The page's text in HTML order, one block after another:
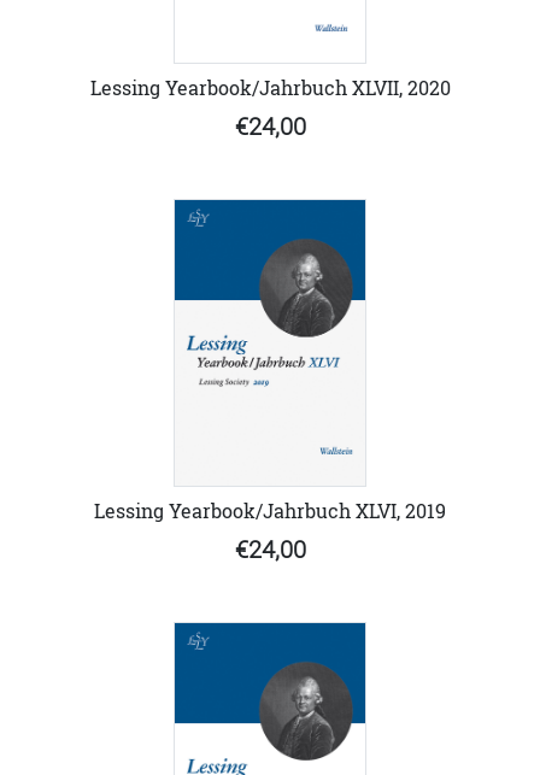
Lessing Yearbook/Jahrbuch XLVII, 2020
€24,00
Lessing Yearbook/Jahrbuch XLVI, 2019
€24,00